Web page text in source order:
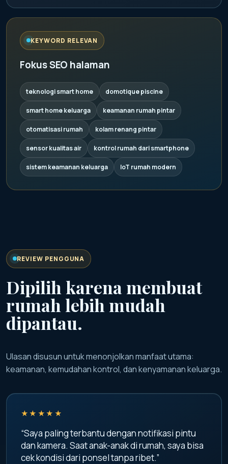
KEYWORD RELEVAN
Fokus SEO halaman
teknologi smart home domotique piscine
smart home keluarga keamanan rumah pintar
otomatisasi rumah kolam renang pintar
sensor kualitas air kontrol rumah dari smartphone
sistem keamanan keluarga IoT rumah modern
REVIEW PENGGUNA
Dipilih karena membuat
rumah lebih mudah
dipantau.
Ulasan disusun untuk menonjolkan manfaat utama:
keamanan, kemudahan kontrol, dan kenyamanan keluarga.
★★★★★
“Saya paling terbantu dengan notifikasi pintu
dan kamera. Saat anak-anak di rumah, saya bisa
cek kondisi dari ponsel tanpa ribet.”